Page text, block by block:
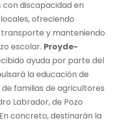
discapacidad en
ofreciendo
y manteniendo
escolar. Proyde-
ayuda por parte del
la educación de
familias de agricultores
Labrador, de Pozo
concreto, destinarán la